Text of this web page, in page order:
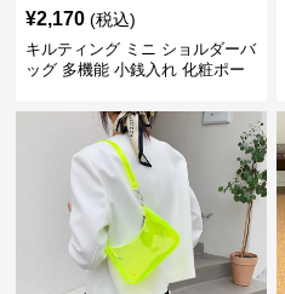
¥2,170 (税込)
キルティング ミニ ショルダーバ
ッグ 多機能 小銭入れ 化粧ポー